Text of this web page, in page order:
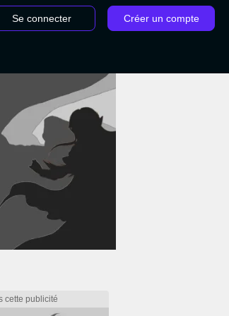
Se connecter Créer un compte